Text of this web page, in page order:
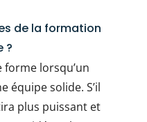
de la formation
?
forme lorsqu’un
équipe solide. S’il
plus puissant et